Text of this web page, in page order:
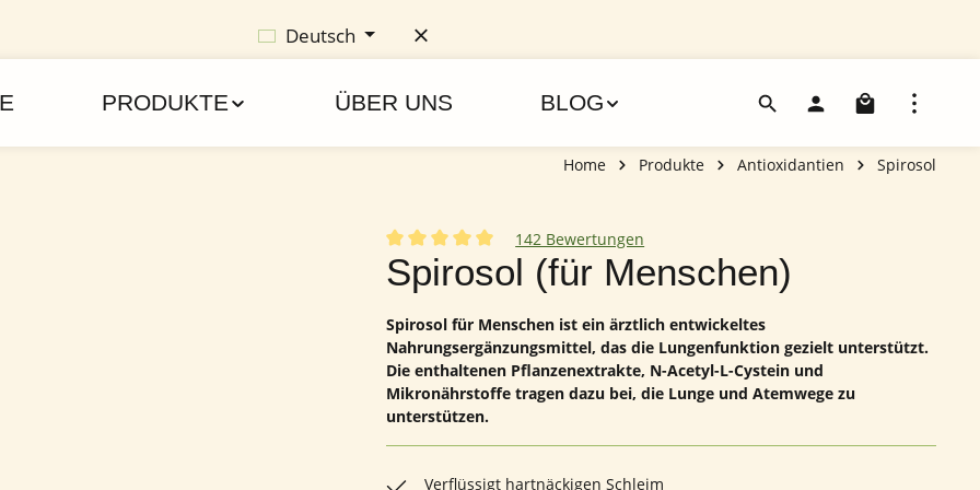
Deutsch
PRODUKTE ÜBER UNS BLOG
Home Produkte Antioxidantien Spirosol
Durchschnittliche Bewertung von 4.95 von 5 Sternen
142 Bewertungen
Spirosol (für Menschen)
Spirosol für Menschen ist ein ärztlich entwickeltes
Nahrungsergänzungsmittel, das die Lungenfunktion gezielt unterstützt.
Die enthaltenen Pflanzenextrakte, N-Acetyl-L-Cystein und
Mikronährstoffe tragen dazu bei, die Lunge und Atemwege zu
unterstützen.
Verflüssigt hartnäckigen Schleim